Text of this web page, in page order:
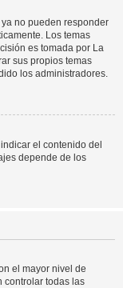
no pueden responder
Los temas
es tomada por La
sus propios temas
los administradores.
el contenido del
depende de los
el mayor nivel de
controlar todas las